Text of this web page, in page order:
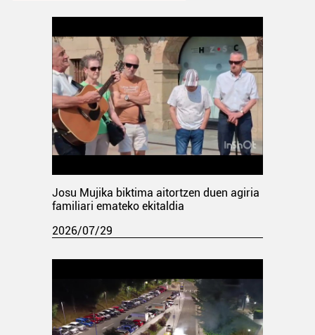
Josu Mujika biktima aitortzen duen agiria
familiari emateko ekitaldia
2026/07/29